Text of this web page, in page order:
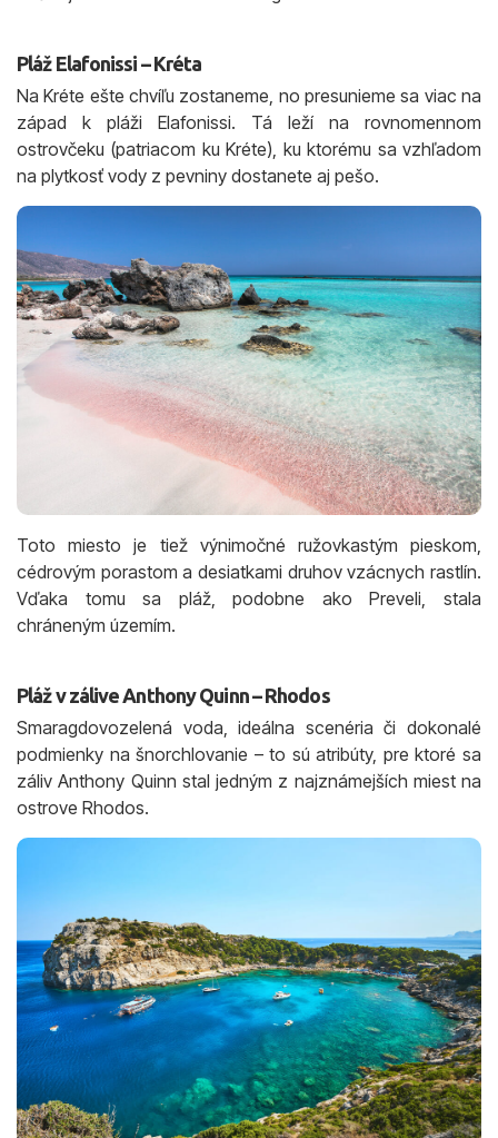
Pláž Elafonissi – Kréta
Na Kréte ešte chvíľu zostaneme, no presunieme sa viac na
západ k pláži Elafonissi. Tá leží na rovnomennom
ostrovčeku (patriacom ku Kréte), ku ktorému sa vzhľadom
na plytkosť vody z pevniny dostanete aj pešo.
Toto miesto je tiež výnimočné ružovkastým pieskom,
cédrovým porastom a desiatkami druhov vzácnych rastlín.
Vďaka tomu sa pláž, podobne ako Preveli, stala
chráneným územím.
Pláž v zálive Anthony Quinn – Rhodos
Smaragdovozelená voda, ideálna scenéria či dokonalé
podmienky na šnorchlovanie – to sú atribúty, pre ktoré sa
záliv Anthony Quinn stal jedným z najznámejších miest na
ostrove Rhodos.